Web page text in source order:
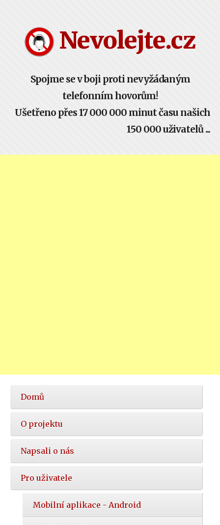
Nevolejte.cz
Spojme se v boji proti nevyžádaným
telefonním hovorům!
Ušetřeno přes 17 000 000 minut času našich
150 000 uživatelů ...
Hlavní
nabídka
Domů
O projektu
Napsali o nás
Pro uživatele
Mobilní aplikace - Android